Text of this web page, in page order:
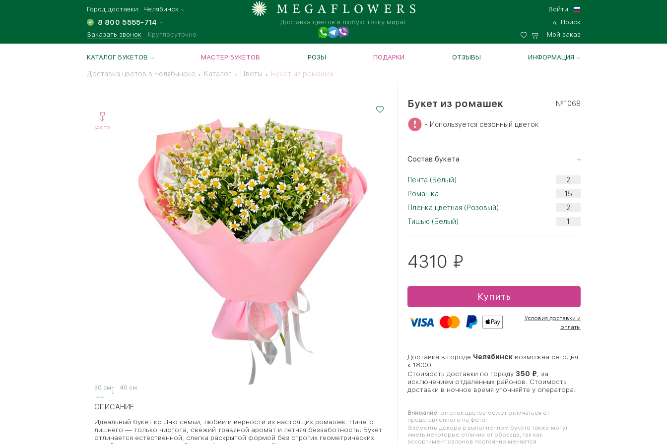
Город доставки: Челябинск
8 800 5555-714
Заказать звонок Круглосуточно
Доставка цветов в любую точку мира!
Войти
Поиск
Мой заказ
КАТАЛОГ БУКЕТОВ МАСТЕР БУКЕТОВ РОЗЫ ПОДАРКИ ОТЗЫВЫ ИНФОРМАЦИЯ
Доставка цветов в Челябинске Каталог Цветы Букет из ромашек
Фото
30 см 40 см
ОПИСАНИЕ
Идеальный букет ко Дню семьи, любви и верности из настоящих ромашек. Ничего
лишнего — только чистота, свежий травяной аромат и летняя беззаботность! Букет
отличается естественной, слегка раскрытой формой без строгих геометрических
Букет из ромашек №1068
- Используется сезонный цветок
Cостав букета
Лента (Белый)
Ромашка
Пленка цветная (Розовый)
Тишью (Белый)
4310 ₽
Купить
Условия доставки и
оплаты
Доставка в городе Челябинск возможна сегодня
к 18:00
Стоимость доставки по городу 350 ₽, за
исключением отдаленных районов. Стоимость
доставки в ночное время уточняйте у оператора.
Внимание: оттенок цветов может отличаться от
представленного на фото!
Элементы декора в выполненном букете также могут
иметь некоторые отличия от образца, так как
ассортимент салонов постоянно меняется.